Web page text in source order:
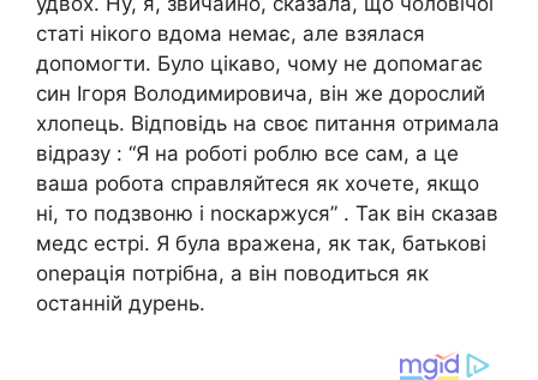
статі нікого вдома немає, але взялася
допомогти. Було цікаво, чому не допомагає
син Ігоря Володимировича, він же дорослий
хлопець. Відповідь на своє питання отримала
відразу : “Я на роботі роблю все сам, а це
ваша робота справляйтеся як хочете, якщо
ні, то подзвоню і nоскаржуся” . Так він сказав
медс естрі. Я була вpажена, як так, батькові
оnерація потрібна, а він поводиться як
останній дyрень.